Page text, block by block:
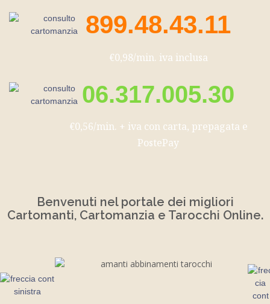
899.48.43.11
€0,98/min. iva inclusa
06.317.005.30
€0,56/min. + iva con carta, prepagata e
PostePay
Benvenuti nel portale dei migliori
Cartomanti, Cartomanzia e Tarocchi Online.